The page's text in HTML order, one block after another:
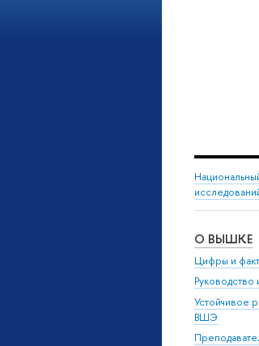
О ВЫШКЕ
Цифры и
Руководство
Устойчивое
ВШЭ